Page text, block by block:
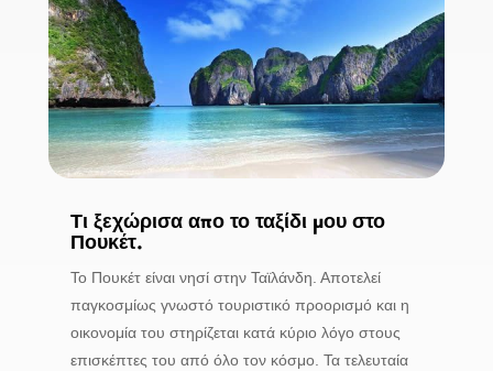
Τι ξεχώρισα απο το ταξίδι μου στο
Πουκέτ.
Το Πουκέτ είναι νησί στην Ταϊλάνδη. Αποτελεί
παγκοσμίως γνωστό τουριστικό προορισμό και η
οικονομία του στηρίζεται κατά κύριο λόγο στους
επισκέπτες του από όλο τον κόσμο. Τα τελευταία